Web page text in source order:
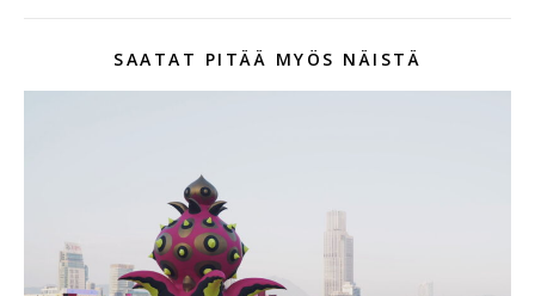
SAATAT PITÄÄ MYÖS NÄISTÄ